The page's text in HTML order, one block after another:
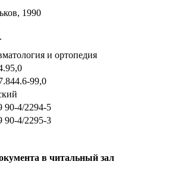
1990
и ортопедия
99,0
90-4/2294-5
90-4/2295-3
в читальный зал